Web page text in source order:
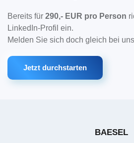
Bereits für 290,- EUR pro Person
LinkedIn-Profil ein.
Melden Sie sich doch gleich bei
Jetzt durchstarten
BAESEL